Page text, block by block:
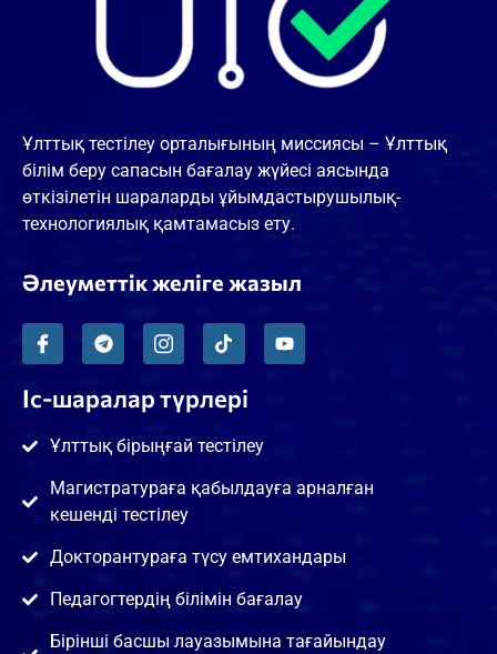
Ұлттық тестілеу орталығының миссиясы – Ұлттық
білім беру сапасын бағалау жүйесі аясында
өткізілетін шараларды ұйымдастырушылық-
технологиялық қамтамасыз ету.
Әлеуметтік желіге жазыл
Іс-шаралар түрлері
Ұлттық бірыңғай тестілеу
Магистратураға қабылдауға арналған
кешенді тестілеу
Докторантураға түсу емтихандары
Педагогтердің білімін бағалау
Бірінші басшы лауазымына тағайындау